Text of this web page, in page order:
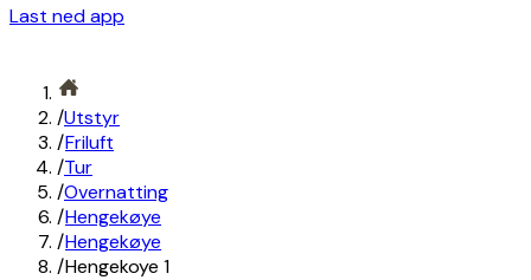
Last ned app
/Utstyr
/Friluft
/Tur
/Overnatting
/Hengekøye
/Hengekøye
/Hengekoye 1